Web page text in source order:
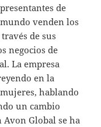
de
venden los
de sus
negocios de
La empresa
en la
hablando
un cambio
Global se ha